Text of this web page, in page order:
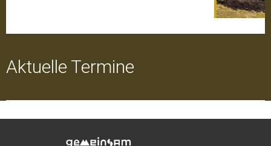
Aktuelle Termine